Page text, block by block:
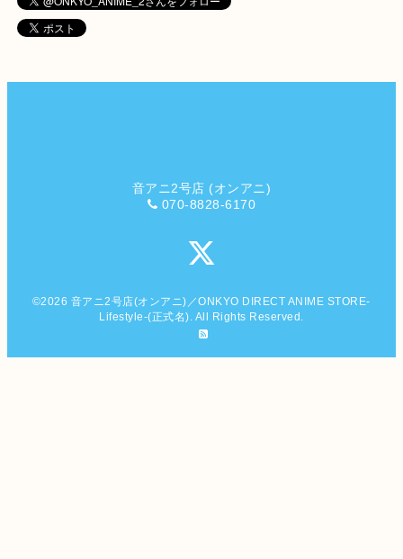
音アニ2号店 (オンアニ)
070-8828-6170
©2026 音アニ2号店(オンアニ)／ONKYO DIRECT ANIME STORE-
Lifestyle-(正式名) . All Rights Reserved.